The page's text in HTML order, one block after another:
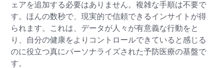
ェアを追加する必要はありません。複雑な手順は不要で
す。ほんの数秒で、現実的で信頼できるインサイトが得
られます。これは、データが人々が有意義な行動をと
り、自分の健康をよりコントロールできていると感じる
のに役立つ真にパーソナライズされた予防医療の基盤で
す。